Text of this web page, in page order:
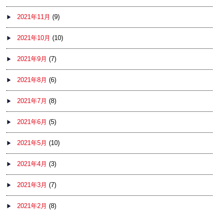
2021年11月 (9)
2021年10月 (10)
2021年9月 (7)
2021年8月 (6)
2021年7月 (8)
2021年6月 (5)
2021年5月 (10)
2021年4月 (3)
2021年3月 (7)
2021年2月 (8)